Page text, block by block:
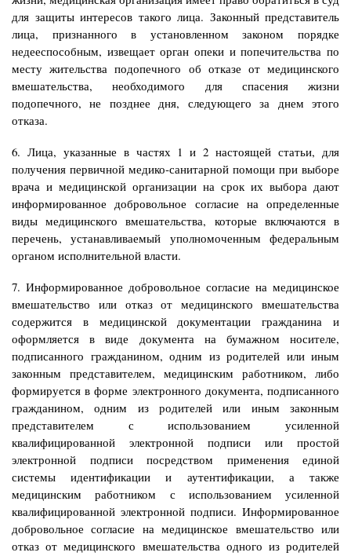
для защиты интересов такого лица. Законный представитель
лица, признанного в установленном законом порядке
недееспособным, извещает орган опеки и попечительства по
месту жительства подопечного об отказе от медицинского
вмешательства, необходимого для спасения жизни
подопечного, не позднее дня, следующего за днем этого
отказа.
6. Лица, указанные в частях 1 и 2 настоящей статьи, для
получения первичной медико-санитарной помощи при выборе
врача и медицинской организации на срок их выбора дают
информированное добровольное согласие на определенные
виды медицинского вмешательства, которые включаются в
перечень, устанавливаемый уполномоченным федеральным
органом исполнительной власти.
7. Информированное добровольное согласие на медицинское
вмешательство или отказ от медицинского вмешательства
содержится в медицинской документации гражданина и
оформляется в виде документа на бумажном носителе,
подписанного гражданином, одним из родителей или иным
законным представителем, медицинским работником, либо
формируется в форме электронного документа, подписанного
гражданином, одним из родителей или иным законным
представителем с использованием усиленной
квалифицированной электронной подписи или простой
электронной подписи посредством применения единой
системы идентификации и аутентификации, а также
медицинским работником с использованием усиленной
квалифицированной электронной подписи. Информированное
добровольное согласие на медицинское вмешательство или
отказ от медицинского вмешательства одного из родителей